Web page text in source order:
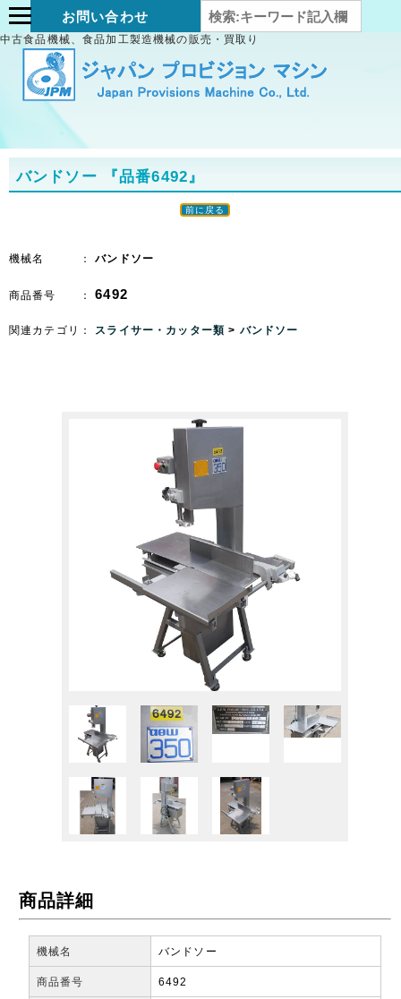
お問い合わせ
中古食品機械、食品加工製造機械の販売・買取り
バンドソー 『品番6492』
前に戻る
機械名 ：バンドソー
商品番号 ：6492
関連カテゴリ： スライサー・カッター類> バンドソー
商品詳細
機械名 バンドソー
商品番号 6492